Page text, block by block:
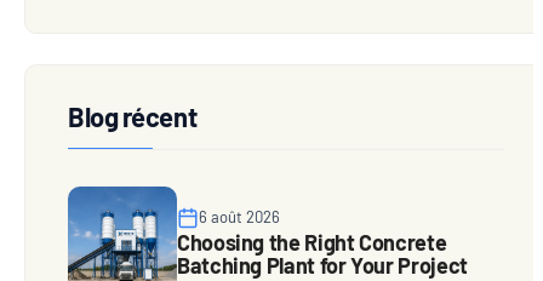
Blog récent
6 août 2026
Choosing the Right Concrete
Batching Plant for Your Project